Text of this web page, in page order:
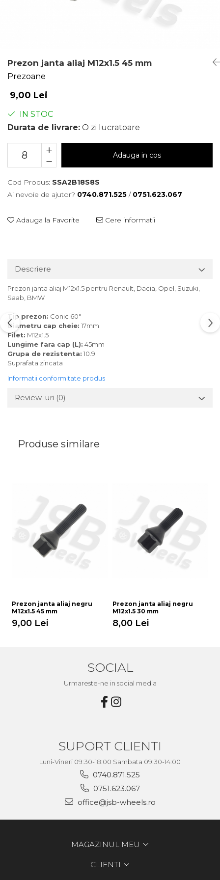
Prezon janta aliaj M12x1.5 45 mm
Prezoane
9,00 Lei
IN STOC
Durata de livrare: O zi lucratoare
Adauga in cos
Cod Produs: SSA2B18S8S
Ai nevoie de ajutor? 0740.871.525 / 0751.623.067
Adauga la Favorite Cere informatii
Descriere
Prezon janta aliaj M12x1.5 pentru Renault, Dacia, Opel, Suzuki,
Saab, BMW
Tip prezon: Conic 60°
Diametru cap cheie: 17mm
Filet: M12x1.5
Lungime fara cap (L): 45mm
Grupa de rezistenta: 10.9
Suprafata zincata
Informatii conformitate produs
Review-uri (0)
Produse similare
Prezon janta aliaj negru
M12x1.5 45 mm
9,00 Lei
Prezon janta aliaj negru
M12x1.5 30 mm
8,00 Lei
SOCIAL
Urmareste-ne in social media
SUPORT CLIENTI
Luni-Vineri 09:30-18:00 Sambata 09:30-14:00
0740.871.525
0751.623.067
office@jsb-wheels.ro
MAGAZINUL MEU
CLIENTI